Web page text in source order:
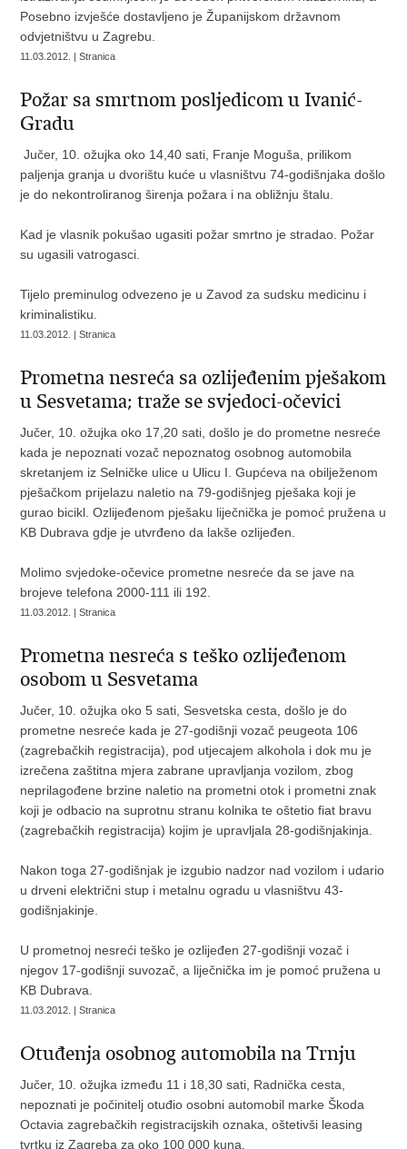
Posebno izvješće dostavljeno je Županijskom državnom
odvjetništvu u Zagrebu.
11.03.2012. | Stranica
Požar sa smrtnom posljedicom u Ivanić-
Gradu
Jučer, 10. ožujka oko 14,40 sati, Franje Moguša, prilikom
paljenja granja u dvorištu kuće u vlasništvu 74-godišnjaka došlo
je do nekontroliranog širenja požara i na obližnju štalu.
Kad je vlasnik pokušao ugasiti požar smrtno je stradao. Požar
su ugasili vatrogasci.
Tijelo preminulog odvezeno je u Zavod za sudsku medicinu i
kriminalistiku.
11.03.2012. | Stranica
Prometna nesreća sa ozlijeđenim pješakom
u Sesvetama; traže se svjedoci-očevici
Jučer, 10. ožujka oko 17,20 sati, došlo je do prometne nesreće
kada je nepoznati vozač nepoznatog osobnog automobila
skretanjem iz Selničke ulice u Ulicu I. Gupćeva na obilježenom
pješačkom prijelazu naletio na 79-godišnjeg pješaka koji je
gurao bicikl. Ozlijeđenom pješaku liječnička je pomoć pružena u
KB Dubrava gdje je utvrđeno da lakše ozlijeđen.
Molimo svjedoke-očevice prometne nesreće da se jave na
brojeve telefona 2000-111 ili 192.
11.03.2012. | Stranica
Prometna nesreća s teško ozlijeđenom
osobom u Sesvetama
Jučer, 10. ožujka oko 5 sati, Sesvetska cesta, došlo je do
prometne nesreće kada je 27-godišnji vozač peugeota 106
(zagrebačkih registracija), pod utjecajem alkohola i dok mu je
izrečena zaštitna mjera zabrane upravljanja vozilom, zbog
neprilagođene brzine naletio na prometni otok i prometni znak
koji je odbacio na suprotnu stranu kolnika te oštetio fiat bravu
(zagrebačkih registracija) kojim je upravljala 28-godišnjakinja.
Nakon toga 27-godišnjak je izgubio nadzor nad vozilom i udario
u drveni električni stup i metalnu ogradu u vlasništvu 43-
godišnjakinje.
U prometnoj nesreći teško je ozlijeđen 27-godišnji vozač i
njegov 17-godišnji suvozač, a liječnička im je pomoć pružena u
KB Dubrava.
11.03.2012. | Stranica
Otuđenja osobnog automobila na Trnju
Jučer, 10. ožujka između 11 i 18,30 sati, Radnička cesta,
nepoznati je počinitelj otuđio osobni automobil marke Škoda
Octavia zagrebačkih registracijskih oznaka, oštetivši leasing
tvrtku iz Zagreba za oko 100 000 kuna.